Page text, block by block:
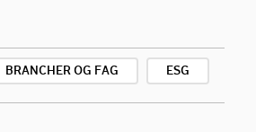
BRANCHER OG FAG ESG